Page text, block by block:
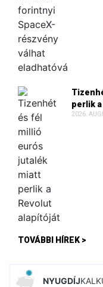
perlik
2026.
TOVÁBBI HÍREK >
NYUGDÍJ